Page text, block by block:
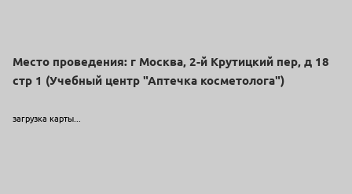
Место проведения: г Москва, 2-й Крутицкий пер, д 18
стр 1 (Учебный центр "Аптечка косметолога")
загрузка карты...